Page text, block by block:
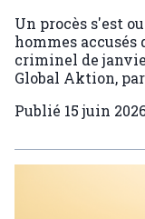
Un procès s'est
hommes
criminel de
Global Aktion,
Publié 15 juin